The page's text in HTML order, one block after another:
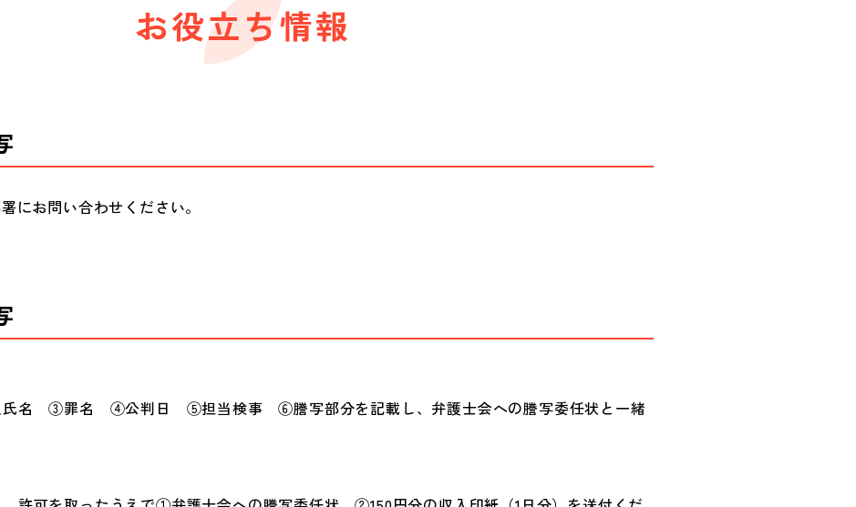
お役立ち情報
にお問い合わせください。
名 ③罪名 ④公判日 ⑤担当検事 ⑥謄写部分を記載し、弁護士会への謄写委任状と一緒